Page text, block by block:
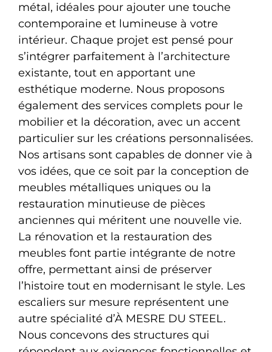
métal, idéales pour ajouter une touche
contemporaine et lumineuse à votre
intérieur. Chaque projet est pensé pour
s’intégrer parfaitement à l’architecture
existante, tout en apportant une
esthétique moderne. Nous proposons
également des services complets pour le
mobilier et la décoration, avec un accent
particulier sur les créations personnalisées.
Nos artisans sont capables de donner vie à
vos idées, que ce soit par la conception de
meubles métalliques uniques ou la
restauration minutieuse de pièces
anciennes qui méritent une nouvelle vie.
La rénovation et la restauration des
meubles font partie intégrante de notre
offre, permettant ainsi de préserver
l’histoire tout en modernisant le style. Les
escaliers sur mesure représentent une
autre spécialité d’À MESRE DU STEEL.
Nous concevons des structures qui